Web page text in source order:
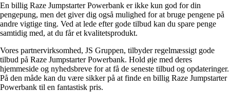
En billig Raze Jumpstarter Powerbank er ikke kun god for din
pengepung, men det giver dig også mulighed for at bruge pengene på
andre vigtige ting. Ved at lede efter gode tilbud kan du spare penge
samtidig med, at du får et kvalitetsprodukt.
Vores partnervirksomhed, JS Gruppen, tilbyder regelmæssigt gode
tilbud på Raze Jumpstarter Powerbank. Hold øje med deres
hjemmeside og nyhedsbreve for at få de seneste tilbud og opdateringer.
På den måde kan du være sikker på at finde en billig Raze Jumpstarter
Powerbank til en fantastisk pris.